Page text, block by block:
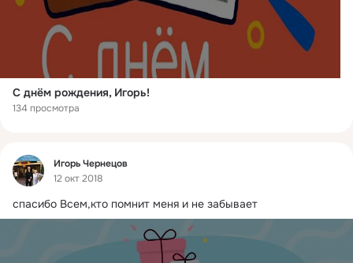
С днём рождения, Игорь!
134 просмотра
Фид
Игорь Чернецов
12 окт 2018
спасибо Всем,кто помнит меня и не забывает